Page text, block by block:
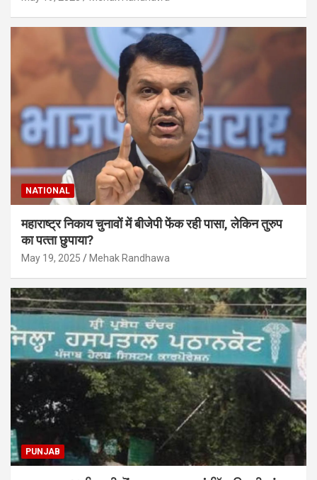
NATIONAL
महाराष्‍ट्र निकाय चुनावों में बीजेपी फेंक रही पासा, लेकिन तुरुप
का पत्‍ता छुपाया?
May 19, 2025 Mehak Randhawa
PUNJAB